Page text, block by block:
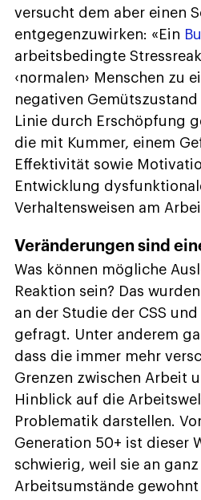
versucht dem aber einen
entgegenzuwirken: «Ein
arbeitsbedingte
‹normalen› Menschen zu
negativen
Linie durch Erschöpfung
die mit Kummer, einem
Effektivität sowie
Entwicklung
Verhaltensweisen am
Veränderungen sind
Was können mögliche
Reaktion sein? Das
an der Studie der CSS
gefragt. Unter anderem
dass die immer mehr
Grenzen zwischen Arbeit
Hinblick auf die
Problematik darstellen.
Generation 50+ ist dieser
schwierig, weil sie an
Arbeitsumstände gewohnt